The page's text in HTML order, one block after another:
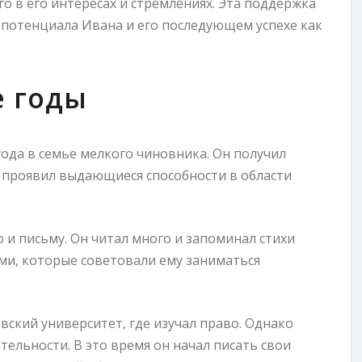
Ивана и его последующем успехе как
годы
в семье мелкого чиновника. Он получил
выдающиеся способности в области
письму. Он читал много и запоминал стихи
которые советовали ему заниматься
университет, где изучал право. Однако
В это время он начал писать свои